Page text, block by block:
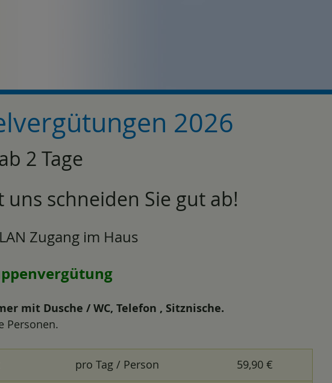
2026
2 Tage
schneiden Sie gut ab!
Zugang im Haus
mit Dusche / WC, Telefon , Sitznische.
Personen.
pro Tag / Person 59,90 €